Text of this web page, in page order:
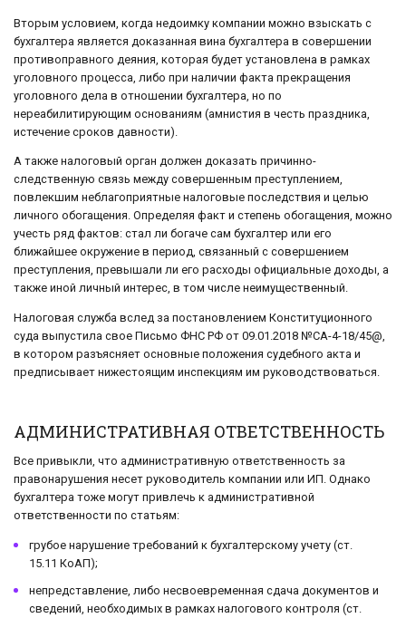
Вторым условием, когда недоимку компании можно взыскать с
бухгалтера является доказанная вина бухгалтера в совершении
противоправного деяния, которая будет установлена в рамках
уголовного процесса, либо при наличии факта прекращения
уголовного дела в отношении бухгалтера, но по
нереабилитирующим основаниям (амнистия в честь праздника,
истечение сроков давности).
А также налоговый орган должен доказать причинно-
следственную связь между совершенным преступлением,
повлекшим неблагоприятные налоговые последствия и целью
личного обогащения. Определяя факт и степень обогащения, можно
учесть ряд фактов: стал ли богаче сам бухгалтер или его
ближайшее окружение в период, связанный с совершением
преступления, превышали ли его расходы официальные доходы, а
также иной личный интерес, в том числе неимущественный.
Налоговая служба вслед за постановлением Конституционного
суда выпустила свое Письмо ФНС РФ от 09.01.2018 №СА-4-18/45@,
в котором разъясняет основные положения судебного акта и
предписывает нижестоящим инспекциям им руководствоваться.
АДМИНИСТРАТИВНАЯ ОТВЕТСТВЕННОСТЬ
Все привыкли, что административную ответственность за
правонарушения несет руководитель компании или ИП. Однако
бухгалтера тоже могут привлечь к административной
ответственности по статьям:
грубое нарушение требований к бухгалтерскому учету (ст.
15.11 КоАП);
непредставление, либо несвоевременная сдача документов и
сведений, необходимых в рамках налогового контроля (ст.